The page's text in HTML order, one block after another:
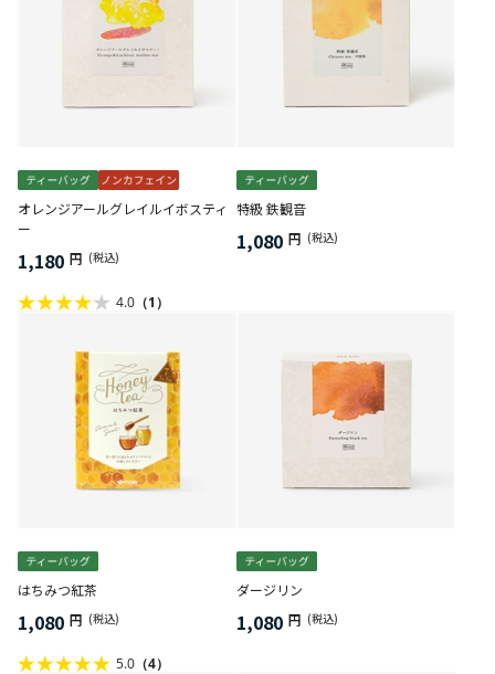
オレンジアールグレイルイボスティ
ー
1,180 円 (税込)
4.0 （1）
特級 鉄観音
1,080 円 (税込)
はちみつ紅茶
1,080 円 (税込)
5.0 （4）
ダージリン
1,080 円 (税込)